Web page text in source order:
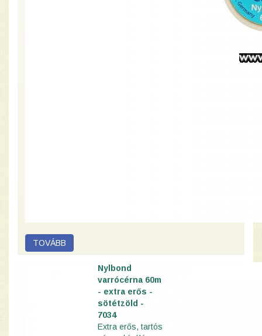
Nylbond
varrócérna 60m
- extra erős -
sötétzöld -
7034
Extra erős, tartós